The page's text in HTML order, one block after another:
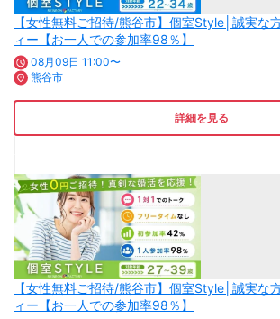
【女性無料ご招待/熊谷市】個室Style│誠実な
ィー【お一人での参加率98％】
08月09日 11:00〜
熊谷市
詳細を見る
【女性無料ご招待/熊谷市】個室Style│誠実な
ィー【お一人での参加率98％】